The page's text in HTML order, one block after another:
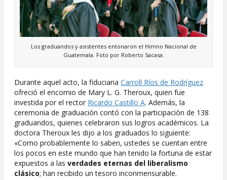
Los graduandos y asistentes entonaron el Himno Nacional de
Guatemala. Foto por Roberto Sacasa.
Durante aquel acto, la fiduciaria Carroll Ríos de Rodríguez
ofreció el encomio de Mary L. G. Theroux, quien fue
investida por el rector Ricardo Castillo A. Además, la
ceremonia de graduación contó con la participación de 138
graduandos, quienes celebraron sus logros académicos. La
doctora Theroux les dijo a los graduados lo siguiente:
«Como probablemente lo saben, ustedes se cuentan entre
los pocos en este mundo que han tenido la fortuna de estar
expuestos a las verdades eternas del liberalismo
clásico; han recibido un tesoro inconmensurable.